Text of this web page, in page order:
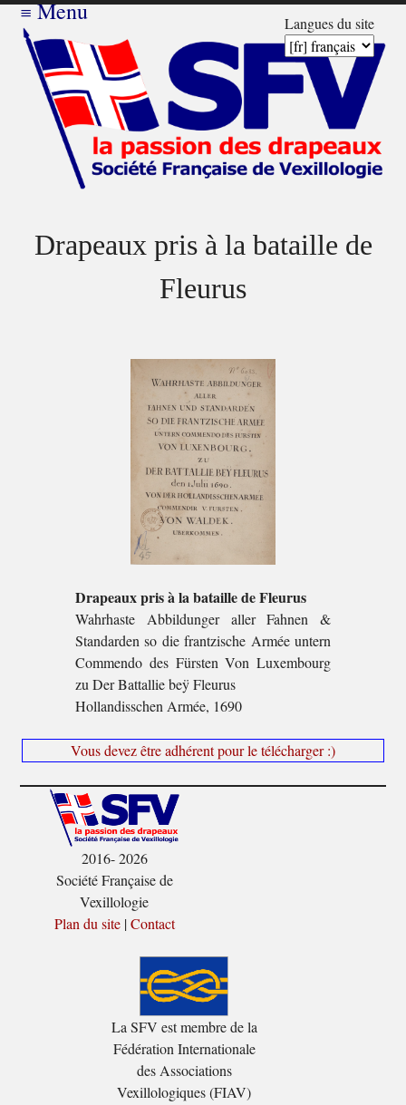
Langues du site
≡Menu
Drapeaux pris à la bataille de
Fleurus
Drapeaux pris à la bataille de Fleurus
Wahrhaste Abbildunger aller Fahnen &
Standarden so die frantzische Armée untern
Commendo des Fürsten Von Luxembourg
zu Der Battallie beÿ Fleurus
Hollandisschen Armée, 1690
Vous devez être adhérent pour le télécharger :)
2016- 2026
Société Française de
Vexillologie
Plan du site|Contact
La SFV est membre de la
Fédération Internationale
des Associations
Vexillologiques (FIAV)